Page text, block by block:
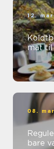
12.
Koldtbord
mat til
08.
bare